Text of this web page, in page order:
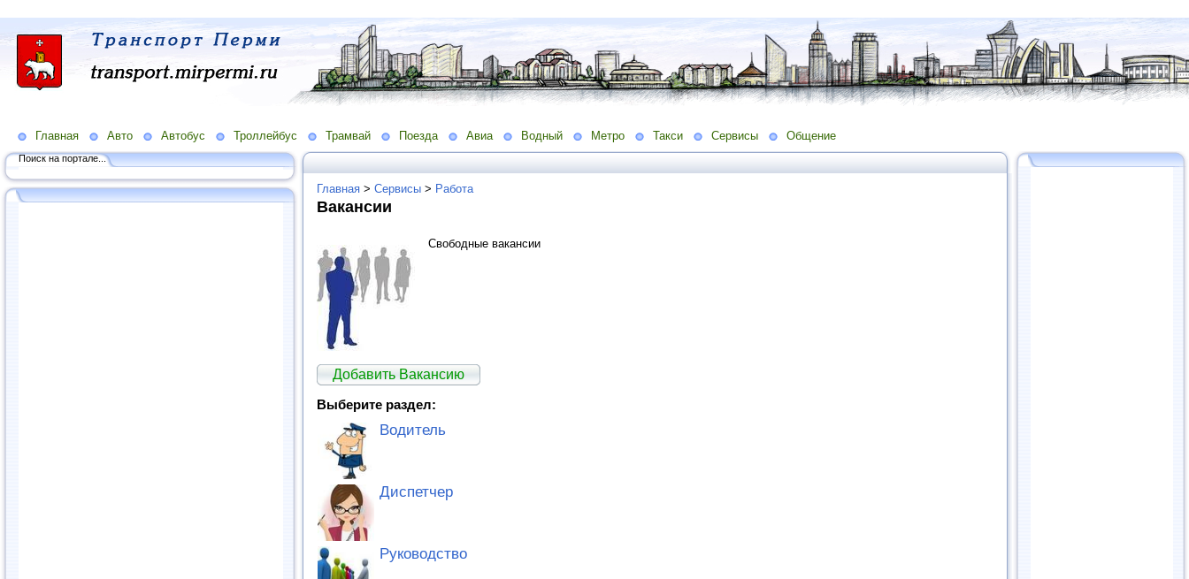
Главная Авто Автобус Троллейбус Трамвай Поезда Авиа Водный Метро Такси Сервисы Общение
Поиск на портале...
Главная > Сервисы > Работа
Вакансии
Свободные вакансии
Добавить Вакансию
Выберите раздел:
Водитель
Диспетчер
Руководство